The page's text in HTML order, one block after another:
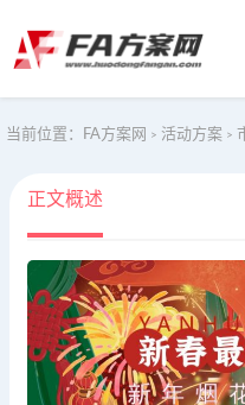
当前位置： FA方案网 > 活动方案 >
正文概述